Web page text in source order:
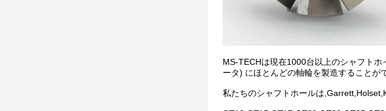
MS-TECHは現在1000台以上のシャフト
ータ) にほとんどの軸輪を製造することが
私たちのシャフトホールは